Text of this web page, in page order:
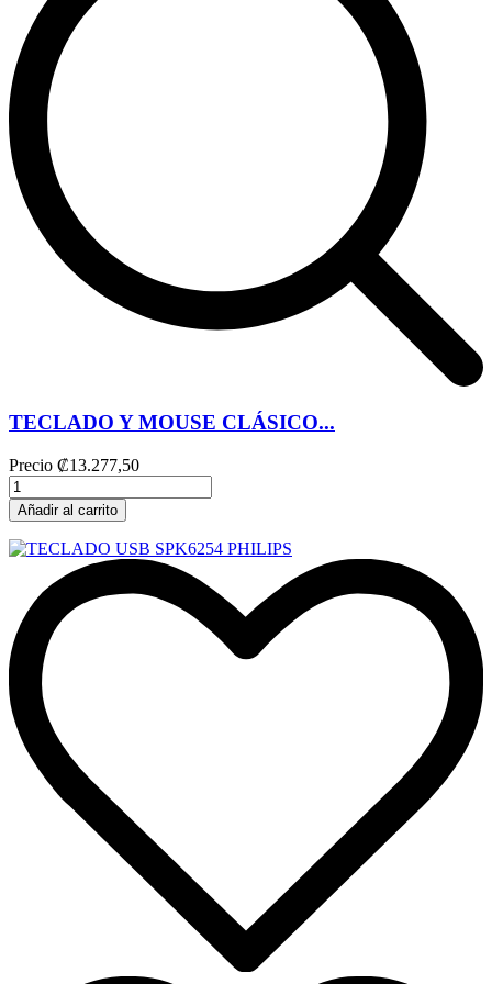
TECLADO Y MOUSE CLÁSICO...
Precio ₡13.277,50
Añadir al carrito